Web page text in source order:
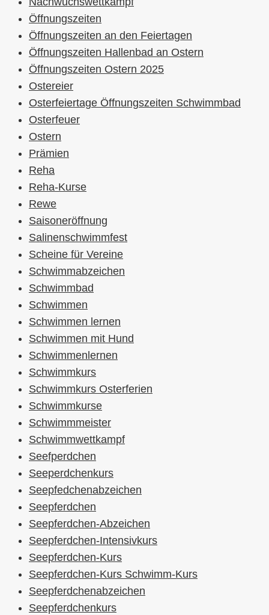
Öffnungszeiten
Öffnungszeiten an den Feiertagen
Öffnungszeiten Hallenbad an Ostern
Öffnungszeiten Ostern 2025
Ostereier
Osterfeiertage Öffnungszeiten Schwimmbad
Osterfeuer
Ostern
Prämien
Reha
Reha-Kurse
Rewe
Saisoneröffnung
Salinenschwimmfest
Scheine für Vereine
Schwimmabzeichen
Schwimmbad
Schwimmen
Schwimmen lernen
Schwimmen mit Hund
Schwimmenlernen
Schwimmkurs
Schwimmkurs Osterferien
Schwimmkurse
Schwimmmeister
Schwimmwettkampf
Seefperdchen
Seeperdchenkurs
Seepfedchenabzeichen
Seepferdchen
Seepferdchen-Abzeichen
Seepferdchen-Intensivkurs
Seepferdchen-Kurs
Seepferdchen-Kurs Schwimm-Kurs
Seepferdchenabzeichen
Seepferdchenkurs